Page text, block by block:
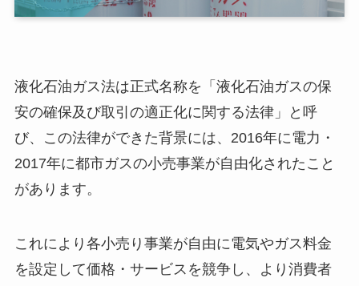
液化石油ガス法は正式名称を「液化石油ガスの保
安の確保及び取引の適正化に関する法律」と呼
び、この法律ができた背景には、2016年に電力・
2017年に都市ガスの小売事業が自由化されたこと
があります。
これにより各小売り事業が自由に電気やガス料金
を設定して価格・サービスを競争し、より消費者